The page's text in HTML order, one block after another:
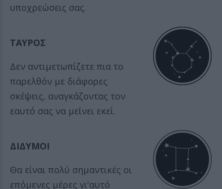
υποχρεώσεις σας.
ΤΑΥΡΟΣ
Δεν αντιμετωπίζετε πια το
παρελθόν με διάφορες
σκέψεις, αναγκάζοντας τον
εαυτό σας να μείνει εκεί.
ΔΙΔΥΜΟΙ
Θα είναι πολύ σημαντικές οι
επόμενες μέρες γι'αυτό